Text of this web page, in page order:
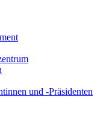
und -Präsidenten